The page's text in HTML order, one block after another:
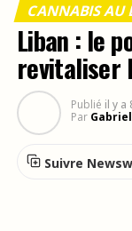
CANNABIS AU
Liban : le
revitaliser
Publié il y a
Par
Suivre